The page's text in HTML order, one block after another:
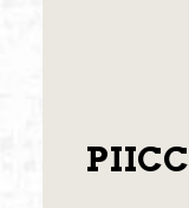
PIICC